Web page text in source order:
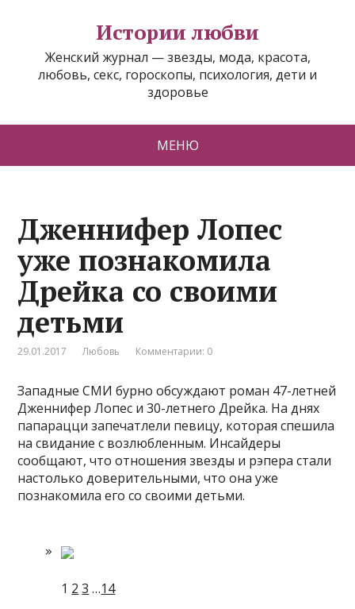
Истории любви
Женский журнал — звезды, мода, красота,
любовь, секс, гороскопы, психология, дети и
здоровье
МЕНЮ
Дженнифер Лопес
уже познакомила
Дрейка со своими
детьми
29.01.2017 Любовь Комментарии: 0
Западные СМИ бурно обсуждают роман 47-летней
Дженнифер Лопес и 30-летнего Дрейка. На днях
папарацци запечатлели певицу, которая спешила
на свидание с возлюбленным. Инсайдеры
сообщают, что отношения звезды и рэпера стали
настолько доверительными, что она уже
познакомила егосо своими детьми.
1 2 3 …14